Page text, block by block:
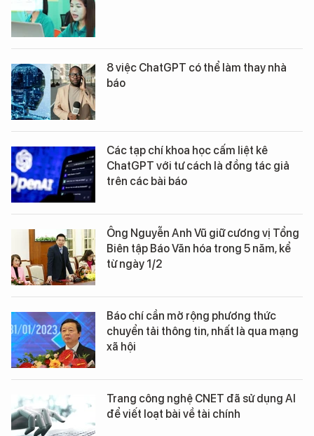
8 việc ChatGPT có thể làm thay nhà
báo
Các tạp chí khoa học cấm liệt kê
ChatGPT với tư cách là đồng tác giả
trên các bài báo
Ông Nguyễn Anh Vũ giữ cương vị Tổng
Biên tập Báo Văn hóa trong 5 năm, kể
từ ngày 1/2
Báo chí cần mở rộng phương thức
chuyển tải thông tin, nhất là qua mạng
xã hội
Trang công nghệ CNET đã sử dụng AI
để viết loạt bài về tài chính